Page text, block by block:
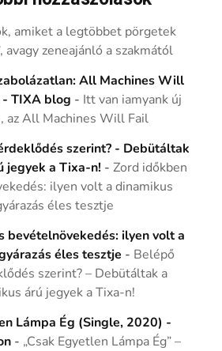
amiket a legtöbbet pörgetek
avagy zeneajánló a szakmától
All Machines Will
TIXA blog - Itt van iamyank új
az All Machines Will Fail
szerint? - Debütáltak
jegyek a Tixa-n! -Zord időkben
ilyen volt a dinamikus
éles tesztje
bevételnövekedés: ilyen volt a
éles tesztje - Belépő
szerint? – Debütáltak a
árú jegyek a Tixa-n!
Lámpa Ég (Single, 2020) -
- „Csak Egyetlen Lámpa Ég” –